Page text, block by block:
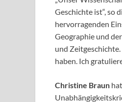
Geschichte ist“, so
hervorragenden
Geographie und
und
haben. Ich
Christine Braun